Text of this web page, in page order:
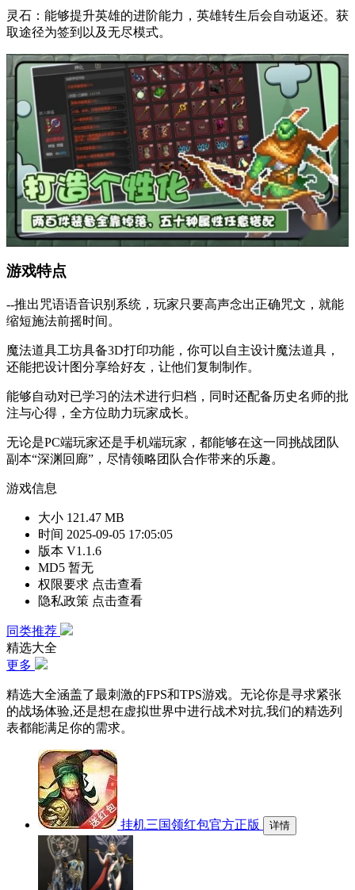
灵石：能够提升英雄的进阶能力，英雄转生后会自动返还。获
取途径为签到以及无尽模式。
游戏特点
--推出咒语语音识别系统，玩家只要高声念出正确咒文，就能
缩短施法前摇时间。
魔法道具工坊具备3D打印功能，你可以自主设计魔法道具，
还能把设计图分享给好友，让他们复制制作。
能够自动对已学习的法术进行归档，同时还配备历史名师的批
注与心得，全方位助力玩家成长。
无论是PC端玩家还是手机端玩家，都能够在这一同挑战团队
副本“深渊回廊”，尽情领略团队合作带来的乐趣。
游戏信息
大小 121.47 MB
时间 2025-09-05 17:05:05
版本 V1.1.6
MD5 暂无
权限要求 点击查看
隐私政策 点击查看
同类推荐
精选大全
更多
精选大全涵盖了最刺激的FPS和TPS游戏。无论你是寻求紧张
的战场体验,还是想在虚拟世界中进行战术对抗,我们的精选列
表都能满足你的需求。
挂机三国领红包官方正版 详情